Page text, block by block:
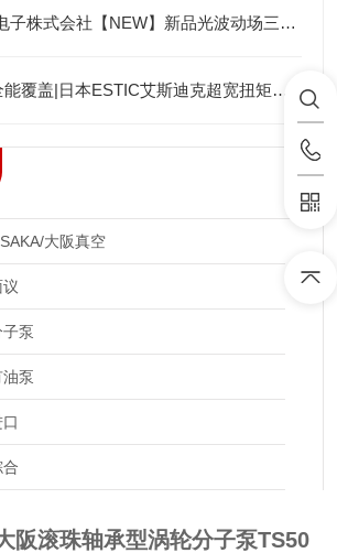
日本otsuka大塚电子株式会社【NEW】新品光波动场三次元显微镜MINUK
1N·m~600N·m全能覆盖|日本ESTIC艾斯迪克超宽扭矩弯头枪
大阪真空
议
子泵
油泵
合
阪滚珠轴承型涡轮分子泵TS50